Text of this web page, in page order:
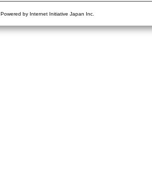
Powered by Internet Initiative Japan Inc.